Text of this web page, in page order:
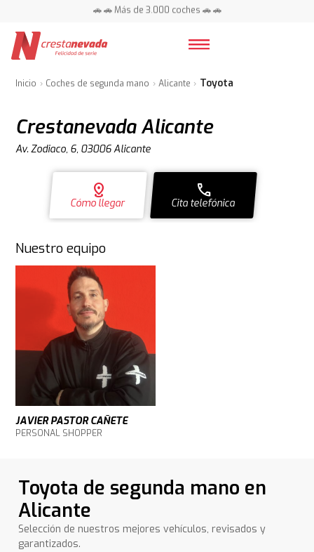
📍 Centros en toda España ⭐
Inicio Coches de segunda mano Alicante Toyota
Crestanevada Alicante
Av. Zodiaco, 6, 03006 Alicante
distance
Cómo llegar
call
Cita telefónica
Nuestro equipo
JAVIER PASTOR CAÑETE
PERSONAL SHOPPER
Toyota de segunda mano en
Alicante
Selección de nuestros mejores vehículos, revisados y
garantizados.